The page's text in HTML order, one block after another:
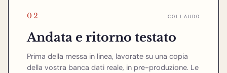
02 COLLAUDO
Andata e ritorno testato
Prima della messa in linea, lavorate su una copia
della vostra banca dati reale, in pre-produzione. Le